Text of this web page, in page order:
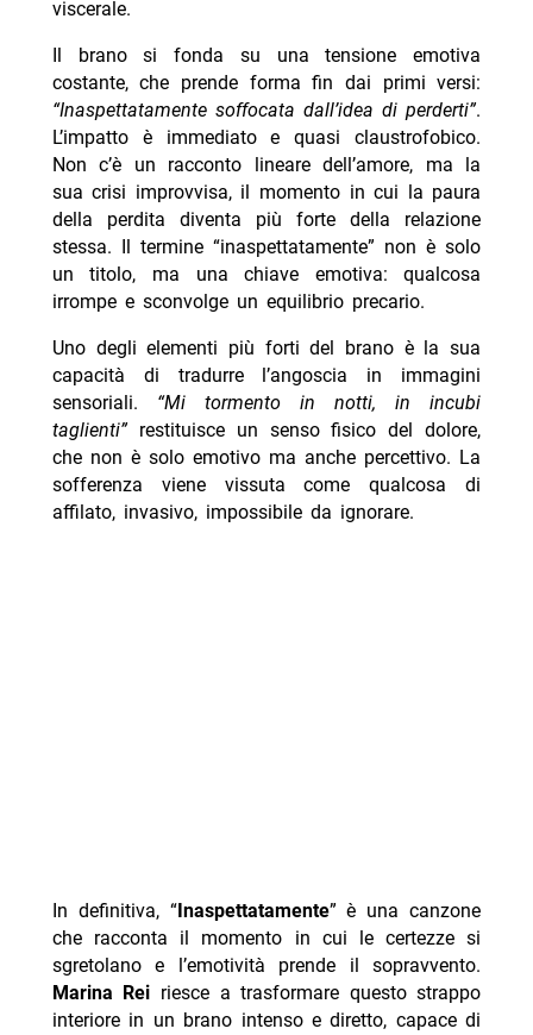
viscerale.
Il brano si fonda su una tensione emotiva
costante, che prende forma fin dai primi versi:
“Inaspettatamente soffocata dall’idea di perderti”.
L’impatto è immediato e quasi claustrofobico.
Non c’è un racconto lineare dell’amore, ma la
sua crisi improvvisa, il momento in cui la paura
della perdita diventa più forte della relazione
stessa. Il termine “inaspettatamente” non è solo
un titolo, ma una chiave emotiva: qualcosa
irrompe e sconvolge un equilibrio precario.
Uno degli elementi più forti del brano è la sua
capacità di tradurre l’angoscia in immagini
sensoriali. “Mi tormento in notti, in incubi
taglienti”restituisce un senso fisico del dolore,
che non è solo emotivo ma anche percettivo. La
sofferenza viene vissuta come qualcosa di
affilato, invasivo, impossibile da ignorare.
In definitiva, “Inaspettatamente” è una canzone
che racconta il momento in cui le certezze si
sgretolano e l’emotività prende il sopravvento.
Marina Rei riesce a trasformare questo strappo
interiore in un brano intenso e diretto, capace di